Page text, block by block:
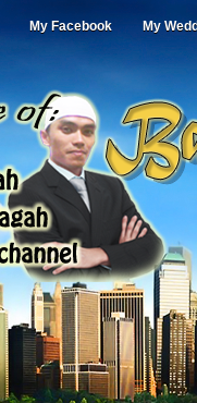
My Facebook My